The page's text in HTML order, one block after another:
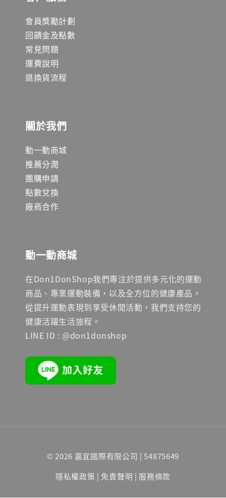
會員獎勵計劃
回饋金及點數
常見問題
運費說明
退換貨流程
關於我們
動一動商城
推薦分潤
團購申請
點數兌換
廠商合作
動一動商城
在Don1DonShop我們專注於提供多元化的運動
商品、專業運動裝備，以及全方位的健康產品。
從提升運動表現到享受休閒活動，我們支持您的
健康活躍生活旅程。
LINE ID : @don1donshop
© 2026 嘉宜國際有限公司 | 54875649
隱私權政策 | 免責聲明 | 服務條款